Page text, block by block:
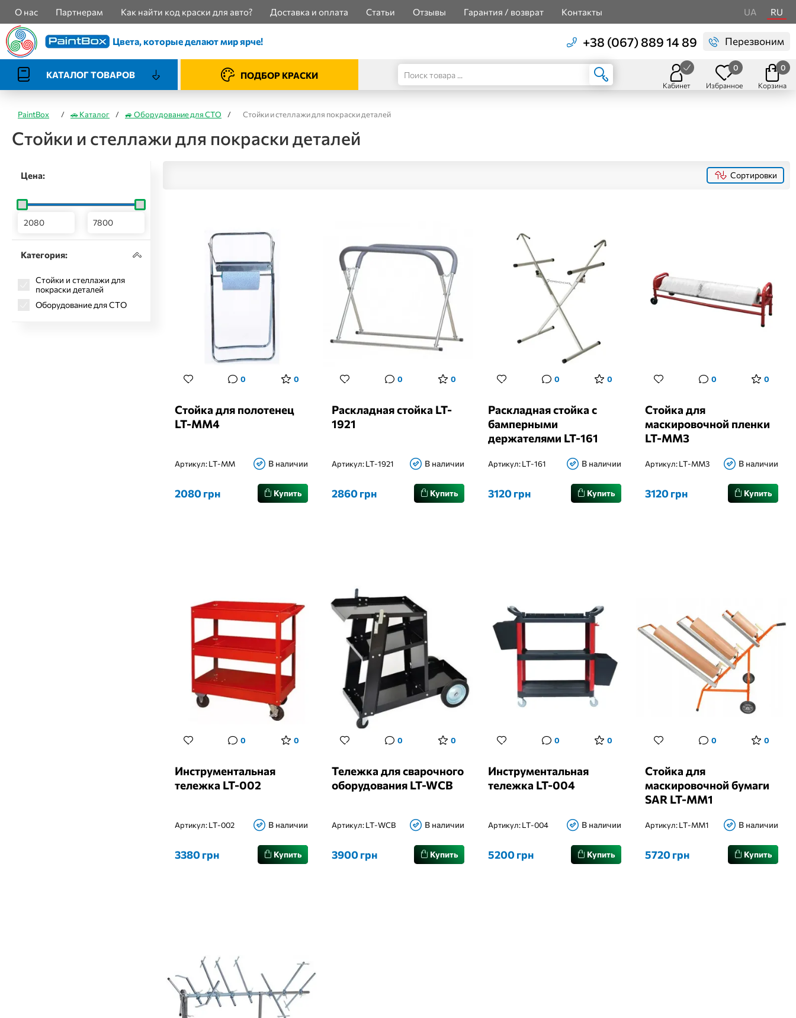
О нас Партнерам Как найти код краски для авто? Доставка и оплата Статьи Отзывы Гарантия / возврат Контакты UA RU
Цвета, которые делают мир ярче! +38 (067) 889 14 89 Перезвоним
КАТАЛОГ ТОВАРОВ ПОДБОР КРАСКИ
Кабинет Избранное
0
Корзина
0
PaintBox / 🚗 Каталог / 🚙 Оборудование для СТО / Стойки и стеллажи для покраски деталей
Стойки и стеллажи для покраски деталей
Цена:
Категория:
Стойки и стеллажи для
покраски деталей
Оборудование для СТО
Сортировки
0 0
Стойка для полотенец
LT-MM4
Артикул:LT-MM В наличии
2080 грн Купить
0 0
Раскладная стойка LT-
1921
Артикул:LT-1921 В наличии
2860 грн Купить
0 0
Раскладная стойка с
бамперными
держателями LT-161
Артикул:LT-161 В наличии
3120 грн Купить
0 0
Стойка для
маскировочной пленки
LT-MM3
Артикул:LT-MM3 В наличии
3120 грн Купить
0 0
Инструментальная
тележка LT-002
Артикул:LT-002 В наличии
3380 грн Купить
0 0
Тележка для сварочного
оборудования LT-WCB
Артикул:LT-WCB В наличии
3900 грн Купить
0 0
Инструментальная
тележка LT-004
Артикул:LT-004 В наличии
5200 грн Купить
0 0
Стойка для
маскировочной бумаги
SAR LT-MM1
Артикул:LT-MM1 В наличии
5720 грн Купить